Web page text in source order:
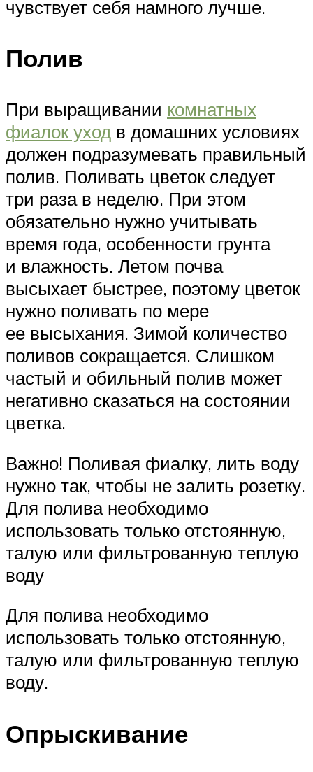
чувствует себя намного лучше.
Полив
При выращивании комнатных
фиалок уход в домашних условиях
должен подразумевать правильный
полив. Поливать цветок следует
три раза в неделю. При этом
обязательно нужно учитывать
время года, особенности грунта
и влажность. Летом почва
высыхает быстрее, поэтому цветок
нужно поливать по мере
ее высыхания. Зимой количество
поливов сокращается. Слишком
частый и обильный полив может
негативно сказаться на состоянии
цветка.
Важно! Поливая фиалку, лить воду
нужно так, чтобы не залить розетку.
Для полива необходимо
использовать только отстоянную,
талую или фильтрованную теплую
воду
Для полива необходимо
использовать только отстоянную,
талую или фильтрованную теплую
воду.
Опрыскивание